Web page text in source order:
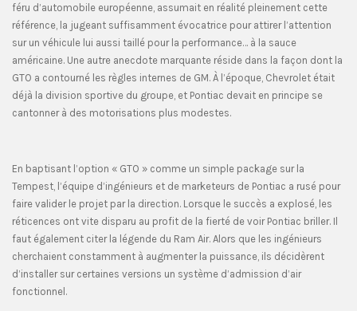
féru d’automobile européenne, assumait en réalité pleinement cette
référence, la jugeant suffisamment évocatrice pour attirer l’attention
sur un véhicule lui aussi taillé pour la performance… à la sauce
américaine. Une autre anecdote marquante réside dans la façon dont la
GTO a contourné les règles internes de GM. À l’époque, Chevrolet était
déjà la division sportive du groupe, et Pontiac devait en principe se
cantonner à des motorisations plus modestes.
En baptisant l’option « GTO » comme un simple package sur la
Tempest, l’équipe d’ingénieurs et de marketeurs de Pontiac a rusé pour
faire valider le projet par la direction. Lorsque le succès a explosé, les
réticences ont vite disparu au profit de la fierté de voir Pontiac briller. Il
faut également citer la légende du Ram Air. Alors que les ingénieurs
cherchaient constamment à augmenter la puissance, ils décidèrent
d’installer sur certaines versions un système d’admission d’air
fonctionnel.